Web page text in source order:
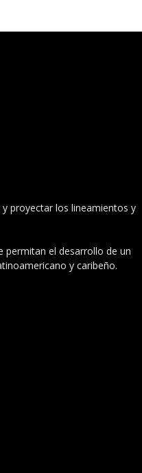
proyectar los lineamientos y
permitan el desarrollo de un
y caribeño.